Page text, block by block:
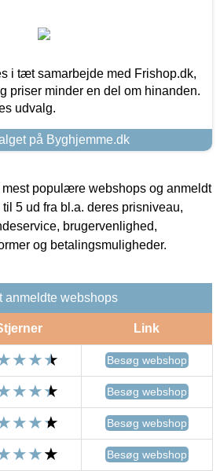
i tæt samarbejde med Frishop.dk,
priser minder en del om hinanden.
udvalg.
på Byghjemme.dk
populære webshops og anmeldt
5 ud fra bl.a. deres prisniveau,
brugervenlighed,
og betalingsmuligheder.
anmeldte webshops
Link
Besøg webshop
Besøg webshop
Besøg webshop
Besøg webshop